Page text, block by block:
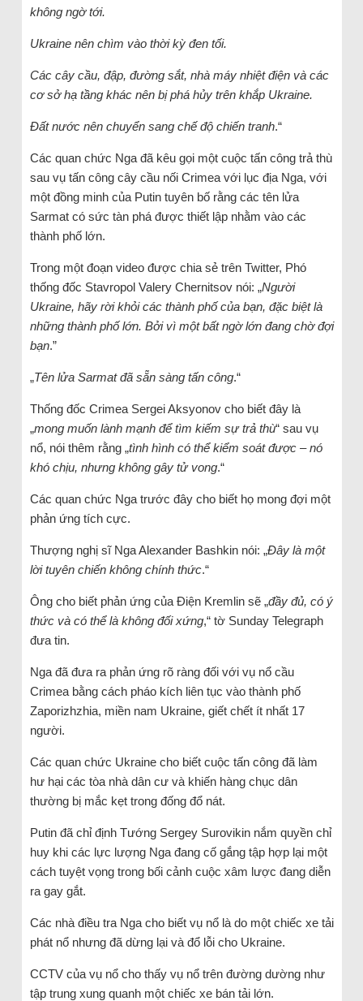
không ngờ tới.
Ukraine nên chìm vào thời kỳ đen tối.
Các cây cầu, đập, đường sắt, nhà máy nhiệt điện và các
cơ sở hạ tầng khác nên bị phá hủy trên khắp Ukraine.
Đất nước nên chuyển sang chế độ chiến tranh.“
Các quan chức Nga đã kêu gọi một cuộc tấn công trả thù
sau vụ tấn công cây cầu nối Crimea với lục địa Nga, với
một đồng minh của Putin tuyên bố rằng các tên lửa
Sarmat có sức tàn phá được thiết lập nhằm vào các
thành phố lớn.
Trong một đoạn video được chia sẻ trên Twitter, Phó
thống đốc Stavropol Valery Chernitsov nói: „Người
Ukraine, hãy rời khỏi các thành phố của bạn, đặc biệt là
những thành phố lớn. Bởi vì một bất ngờ lớn đang chờ đợi
bạn.”
„Tên lửa Sarmat đã sẵn sàng tấn công.“
Thống đốc Crimea Sergei Aksyonov cho biết đây là
„mong muốn lành mạnh để tìm kiếm sự trả thù“ sau vụ
nổ, nói thêm rằng „tình hình có thể kiểm soát được – nó
khó chịu, nhưng không gây tử vong.“
Các quan chức Nga trước đây cho biết họ mong đợi một
phản ứng tích cực.
Thượng nghị sĩ Nga Alexander Bashkin nói: „Đây là một
lời tuyên chiến không chính thức.“
Ông cho biết phản ứng của Điện Kremlin sẽ „đầy đủ, có ý
thức và có thể là không đối xứng,“ tờ Sunday Telegraph
đưa tin.
Nga đã đưa ra phản ứng rõ ràng đối với vụ nổ cầu
Crimea bằng cách pháo kích liên tục vào thành phố
Zaporizhzhia, miền nam Ukraine, giết chết ít nhất 17
người.
Các quan chức Ukraine cho biết cuộc tấn công đã làm
hư hại các tòa nhà dân cư và khiến hàng chục dân
thường bị mắc kẹt trong đống đổ nát.
Putin đã chỉ định Tướng Sergey Surovikin nắm quyền chỉ
huy khi các lực lượng Nga đang cố gắng tập hợp lại một
cách tuyệt vọng trong bối cảnh cuộc xâm lược đang diễn
ra gay gắt.
Các nhà điều tra Nga cho biết vụ nổ là do một chiếc xe tải
phát nổ nhưng đã dừng lại và đổ lỗi cho Ukraine.
CCTV của vụ nổ cho thấy vụ nổ trên đường dường như
tập trung xung quanh một chiếc xe bán tải lớn.